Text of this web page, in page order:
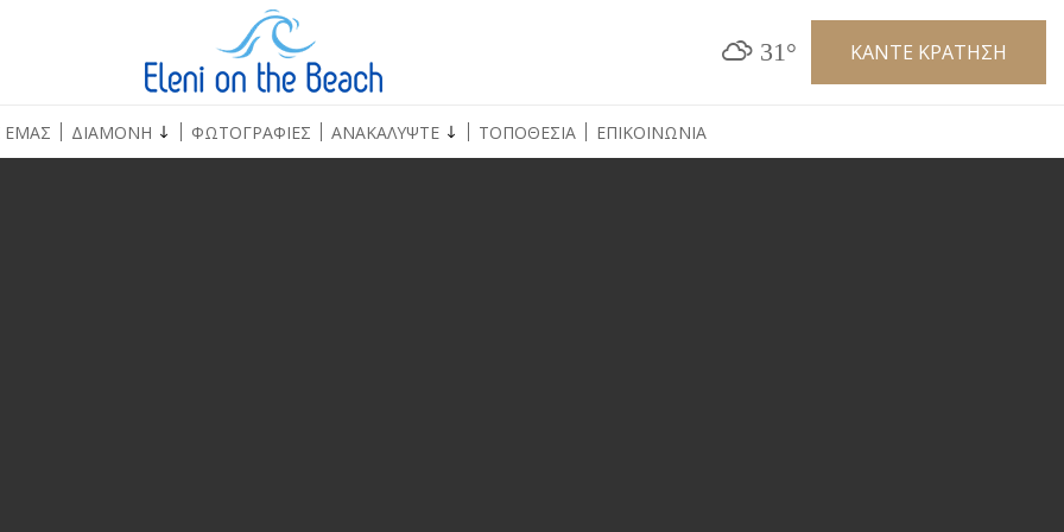
31° ΚΑΝΤΕ ΚΡΑΤΗΣΗ
ΕΜΑΣ ΔΙΑΜΟΝΗ ΦΩΤΟΓΡΑΦΙΕΣ ΑΝΑΚΑΛΥΨΤΕ ΤΟΠΟΘΕΣΙΑ ΕΠΙΚΟΙΝΩΝΙΑ